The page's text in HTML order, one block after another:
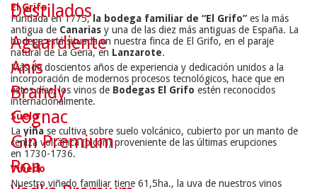
El Grifo
Fundada en 1775, la bodega familiar de “El Grifo” es la más
antigua de Canarias y una de las diez más antiguas de España. La
bodega está situada en nuestra finca de El Grifo, en el paraje
natural de La Geria, en Lanzarote.
Más de doscientos años de experiencia y dedicación unidos a la
incorporación de modernos procesos tecnológicos, hace que en
estos días, los vinos de Bodegas El Grifo estén reconocidos
internacionalmente.
Suelo
La viña se cultiva sobre suelo volcánico, cubierto por un manto de
ceniza volcánica (picón) proveniente de las últimas erupciones
en 1730-1736.
Viñedo
Nuestro viñedo familiar tiene 61,5ha., la uva de nuestros vinos
Destilados
Aguardiente
Anís
Brandy
Cognac
Gin Premium
Ron